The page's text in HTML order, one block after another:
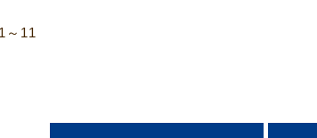
～11